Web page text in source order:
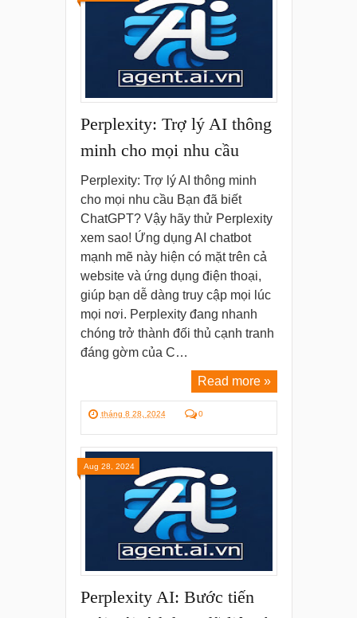
Perplexity: Trợ lý AI thông
minh cho mọi nhu cầu
Perplexity: Trợ lý AI thông minh
cho mọi nhu cầu Bạn đã biết
ChatGPT? Vậy hãy thử Perplexity
xem sao! Ứng dụng AI chatbot
mạnh mẽ này hiện có mặt trên cả
website và ứng dụng điện thoại,
giúp bạn dễ dàng truy cập mọi lúc
mọi nơi. Perplexity đang nhanh
chóng trở thành đối thủ cạnh tranh
đáng gờm của C…
Read more »
tháng 8 28, 2024 0
Perplexity AI: Bước tiến
Aug 28, 2024